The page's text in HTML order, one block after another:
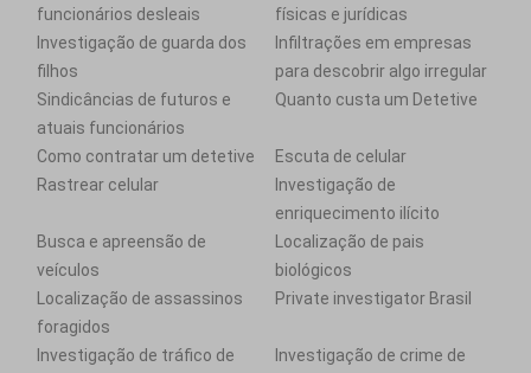
funcionários desleais
físicas e jurídicas
Investigação de guarda dos
filhos
Infiltrações em empresas
para descobrir algo irregular
Sindicâncias de futuros e
atuais funcionários
Quanto custa um Detetive
Como contratar um detetive
Escuta de celular
Rastrear celular
Investigação de
enriquecimento ilícito
Busca e apreensão de
veículos
Localização de pais
biológicos
Localização de assassinos
foragidos
Private investigator Brasil
Investigação de tráfico de
Investigação de crime de